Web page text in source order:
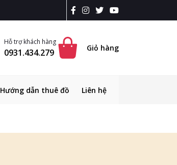
Hỗ trợ khách hàng
0931.434.279 Giỏ hàng
Hướng dẫn thuê đồ Liên hệ